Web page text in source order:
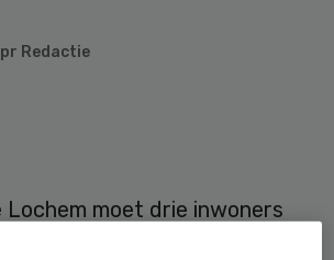
Redactie
Lochem moet drie inwoners